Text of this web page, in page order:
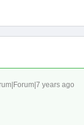
years ago